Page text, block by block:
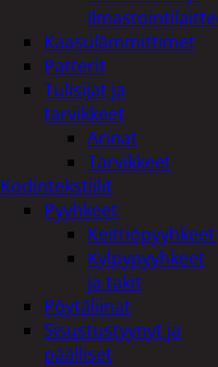
Kaasulämmittimet
Patterit
Tulisijat ja
tarvikkeet
Arinat
Tarvikkeet
Kodintekstiilit
Pyyhkeet
Keittiöpyyhkeet
Kylpypyyhkeet
ja takit
Pöytäliinat
Sisustustyynyt ja
päälliset